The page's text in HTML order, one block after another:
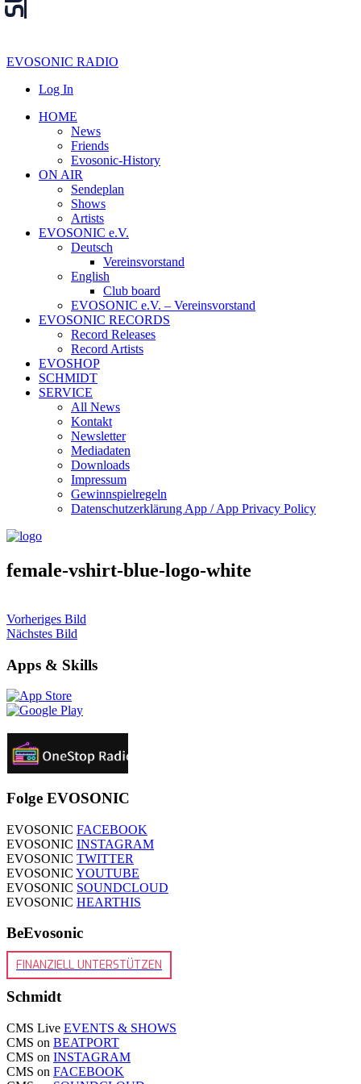
EVOSONIC RADIO
Log In
HOME
News
Friends
Evosonic-History
ON AIR
Sendeplan
Shows
Artists
EVOSONIC e.V.
Deutsch
Vereinsvorstand
English
Club board
EVOSONIC e.V. ‒ Vereinsvorstand
EVOSONIC RECORDS
Record Releases
Record Artists
EVOSHOP
SCHMIDT
SERVICE
All News
Kontakt
Newsletter
Mediadaten
Downloads
Impressum
Gewinnspielregeln
Datenschutzerklärung App / App Privacy Policy
female-vshirt-blue-logo-white
Vorheriges Bild
Nächstes Bild
Apps & Skills
Folge EVOSONIC
EVOSONIC FACEBOOK
EVOSONIC INSTAGRAM
EVOSONIC TWITTER
EVOSONIC YOUTUBE
EVOSONIC SOUNDCLOUD
EVOSONIC HEARTHIS
BeEvosonic
FINANZIELL UNTERSTÜTZEN
Schmidt
CMS Live EVENTS & SHOWS
CMS on BEATPORT
CMS on INSTAGRAM
CMS on FACEBOOK